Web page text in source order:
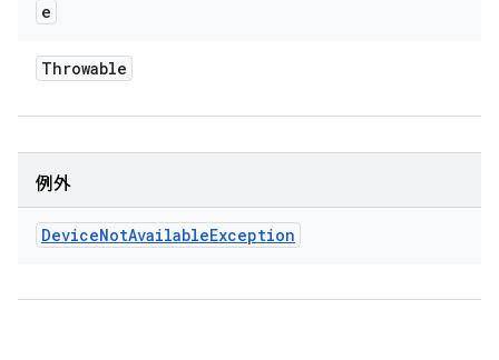
e
Throwable
例外
DeviceNotAvailableException